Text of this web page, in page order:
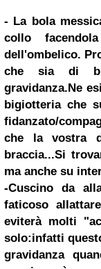
- La bola
collo
dell'ombelico.
che sia di
gravidanza.Ne
bigiotteria che
fidanzato/
che la vostra
braccia...Si
ma anche su
-Cuscino da
faticoso
eviterà molti
solo:infatti
gravidanza